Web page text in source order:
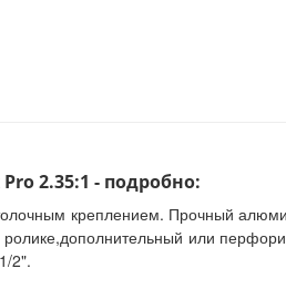
2.35:1 - подробно:
креплением. Прочный
или
2".